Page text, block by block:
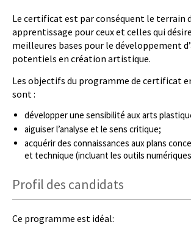
Le certificat est par conséquent le terrain
apprentissage pour ceux et celles qui
meilleures bases pour le développement
potentiels en création artistique.
Les objectifs du programme de certificat
sont :
développer une sensibilité aux arts
aiguiser l’analyse et le sens critique;
acquérir des connaissances aux plans
et technique (incluant les outils
Profil des candidats
Ce programme est idéal: